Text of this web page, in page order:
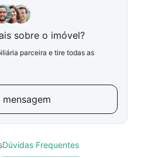
sobre o imóvel?
parceira e tire todas as
mensagem
Dúvidas Frequentes